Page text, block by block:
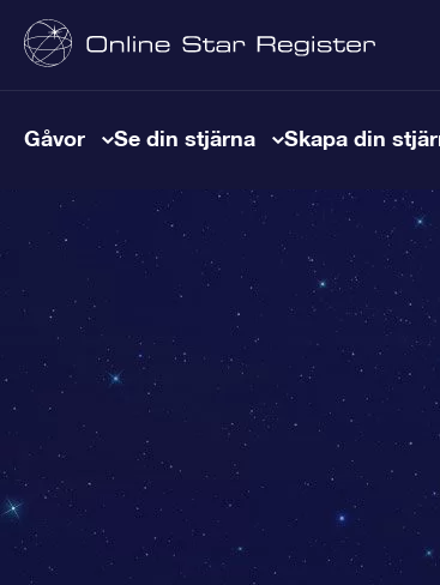
Gåvor Se din stjärna Skapa din